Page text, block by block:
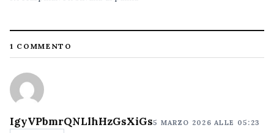
1 COMMENTO
IgyVPbmrQNLlhHzGsXiGs5 MARZO 2026 ALLE 05:23